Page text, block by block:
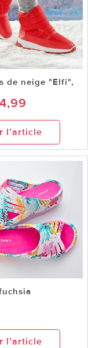
de neige "Elfi",
l’article
l’article